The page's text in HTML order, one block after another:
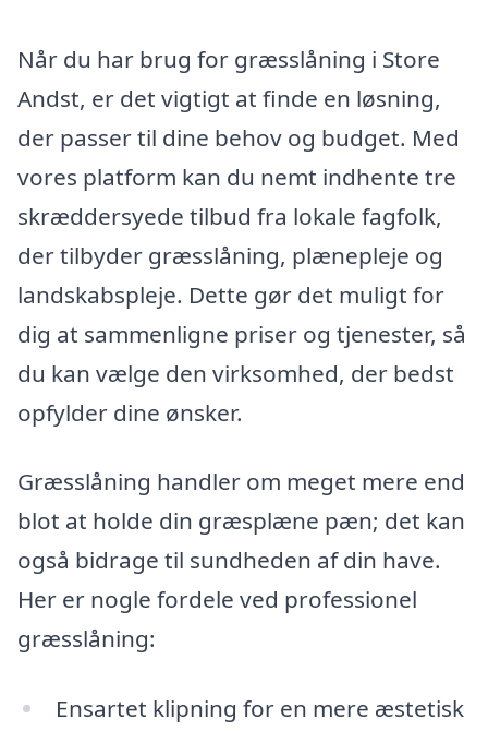
Når du har brug for græsslåning i Store
Andst, er det vigtigt at finde en løsning,
der passer til dine behov og budget. Med
vores platform kan du nemt indhente tre
skræddersyede tilbud fra lokale fagfolk,
der tilbyder græsslåning, plænepleje og
landskabspleje. Dette gør det muligt for
dig at sammenligne priser og tjenester, så
du kan vælge den virksomhed, der bedst
opfylder dine ønsker.
Græsslåning handler om meget mere end
blot at holde din græsplæne pæn; det kan
også bidrage til sundheden af din have.
Her er nogle fordele ved professionel
græsslåning:
Ensartet klipning for en mere æstetisk